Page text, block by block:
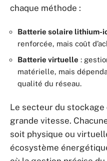
chaque méthode :
Batterie solaire lithium-
renforcée, mais coût
Batterie virtuelle :
matérielle, mais
qualité du réseau.
Le secteur du stockage
grande vitesse.
soit physique ou
écosystème